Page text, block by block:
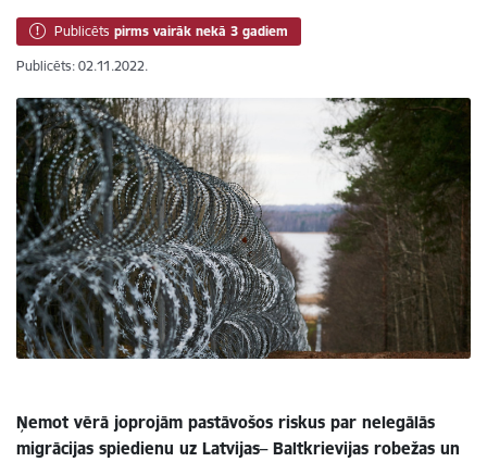
Publicēts pirms vairāk nekā 3 gadiem
Publicēts: 02.11.2022.
Ņemot vērā joprojām pastāvošos riskus par nelegālās
migrācijas spiedienu uz Latvijas– Baltkrievijas robežas un